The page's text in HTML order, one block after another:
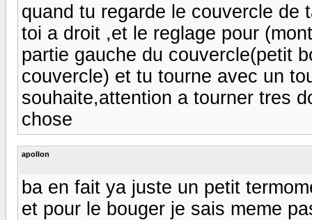
quand tu regarde le couvercle de
toi a droit ,et le reglage pour
partie gauche du couvercle(petit
couvercle) et tu tourne avec un
souhaite,attention a tourner tres
chose
apollon
ba en fait ya juste un petit
et pour le bouger je sais meme